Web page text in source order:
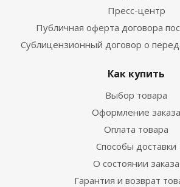
Пресс-центр
Публичная оферта договора
Сублицензионный договор о
Как купить
Выбор товара
Оформление заказа
Оплата товара
Способы доставки
О состоянии заказа
Гарантия и возврат